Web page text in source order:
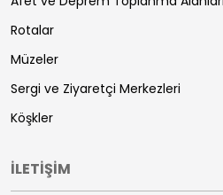
Rotalar
Müzeler
Sergi ve Ziyaretçi Merkezleri
Köşkler
İLETİŞİM